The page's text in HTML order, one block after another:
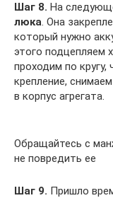
Шаг 8. На
люка. Она
который нужно
этого подцепляем
проходим по
крепление,
в корпус агрегата.
Обращайтесь с
не повредить ее
Шаг 9. Пришло